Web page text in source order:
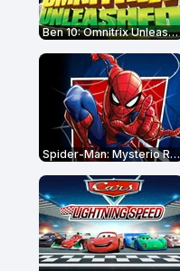
Ben 10: Omnitrix Unleashed
Spider-Man: Mysterio Rush